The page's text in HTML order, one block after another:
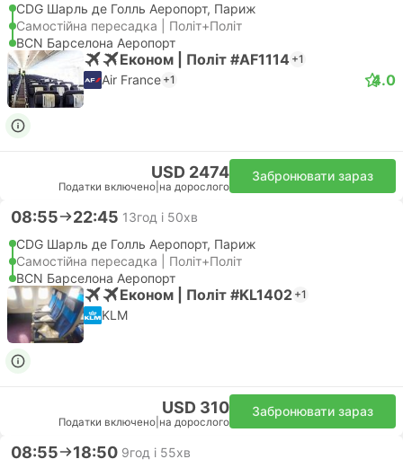
CDG Шарль де Голль Аеропорт, Париж
Самостійна пересадка | Політ+Політ
BCN Барселона Аеропорт
Економ | Політ #AF1114 +1
Air France +1 4.0
USD 2474
Податки включено на дорослого
Забронювати зараз
08:55 22:45 13год і 50хв
CDG Шарль де Голль Аеропорт, Париж
Самостійна пересадка | Політ+Політ
BCN Барселона Аеропорт
Економ | Політ #KL1402 +1
KLM
USD 310
Податки включено на дорослого
Забронювати зараз
08:55 18:50 9год і 55хв